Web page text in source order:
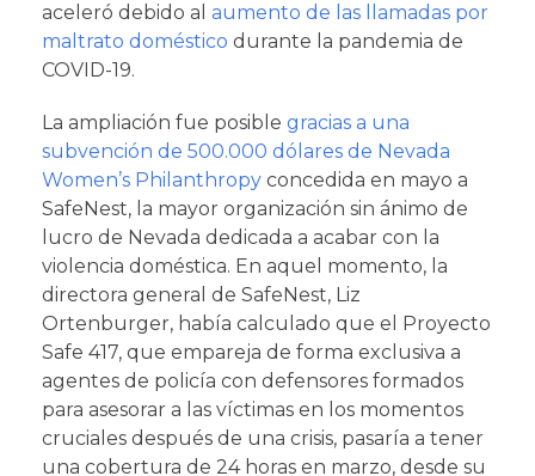
aceleró debido al aumento de las llamadas por
maltrato doméstico durante la pandemia de
COVID-19.
La ampliación fue posible gracias a una
subvención de 500.000 dólares de Nevada
Women’s Philanthropy concedida en mayo a
SafeNest, la mayor organización sin ánimo de
lucro de Nevada dedicada a acabar con la
violencia doméstica. En aquel momento, la
directora general de SafeNest, Liz
Ortenburger, había calculado que el Proyecto
Safe 417, que empareja de forma exclusiva a
agentes de policía con defensores formados
para asesorar a las víctimas en los momentos
cruciales después de una crisis, pasaría a tener
una cobertura de 24 horas en marzo, desde su